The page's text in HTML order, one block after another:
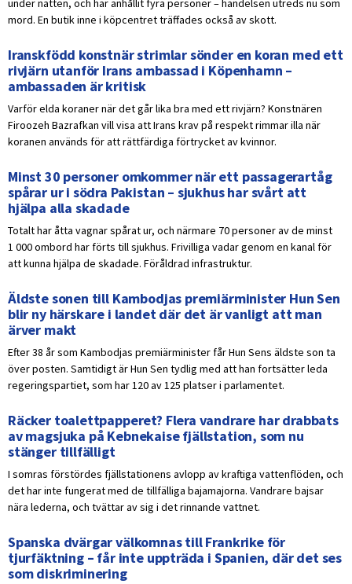
under natten, och har anhållit fyra personer – händelsen utreds nu som
mord. En butik inne i köpcentret träffades också av skott.
Iranskfödd konstnär strimlar sönder en koran med ett
rivjärn utanför Irans ambassad i Köpenhamn –
ambassaden är kritisk
Varför elda koraner när det går lika bra med ett rivjärn? Konstnären
Firoozeh Bazrafkan vill visa att Irans krav på respekt rimmar illa när
koranen används för att rättfärdiga förtrycket av kvinnor.
Minst 30 personer omkommer när ett passagerartåg
spårar ur i södra Pakistan – sjukhus har svårt att
hjälpa alla skadade
Totalt har åtta vagnar spårat ur, och närmare 70 personer av de minst
1 000 ombord har förts till sjukhus. Frivilliga vadar genom en kanal för
att kunna hjälpa de skadade. Föråldrad infrastruktur.
Äldste sonen till Kambodjas premiärminister Hun Sen
blir ny härskare i landet där det är vanligt att man
ärver makt
Efter 38 år som Kambodjas premiärminister får Hun Sens äldste son ta
över posten. Samtidigt är Hun Sen tydlig med att han fortsätter leda
regeringspartiet, som har 120 av 125 platser i parlamentet.
Räcker toalettpapperet? Flera vandrare har drabbats
av magsjuka på Kebnekaise fjällstation, som nu
stänger tillfälligt
I somras förstördes fjällstationens avlopp av kraftiga vattenflöden, och
det har inte fungerat med de tillfälliga bajamajorna. Vandrare bajsar
nära lederna, och tvättar av sig i det rinnande vattnet.
Spanska dvärgar välkomnas till Frankrike för
tjurfäktning – får inte uppträda i Spanien, där det ses
som diskriminering